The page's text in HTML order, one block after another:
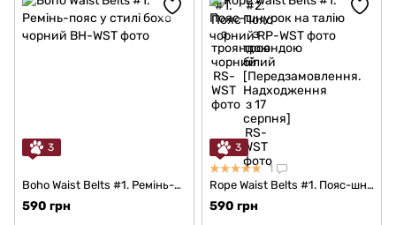
3
Boho Waist Belts #1. Ремінь-пояс у стилі бохо чорний
590 грн
3
1
Rope Waist Belts #1. Пояс-шнурок на талію чорний
590 грн